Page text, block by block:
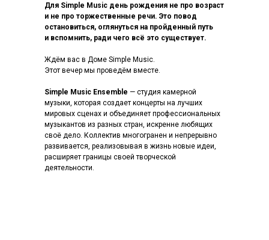
Для Simple Music день рождения не про возраст
и не про торжественные речи. Это повод
остановиться, оглянуться на пройденный путь
и вспомнить, ради чего всё это существует.
Ждём вас в Доме Simple Music.
Этот вечер мы проведём вместе.
Simple Music Ensemble — студия камерной
музыки, которая создает концерты на лучших
мировых сценах и объединяет профессиональных
музыкантов из разных стран, искренне любящих
своё дело. Коллектив многогранен и непрерывно
развивается, реализовывая в жизнь новые идеи,
расширяет границы своей творческой
деятельности.